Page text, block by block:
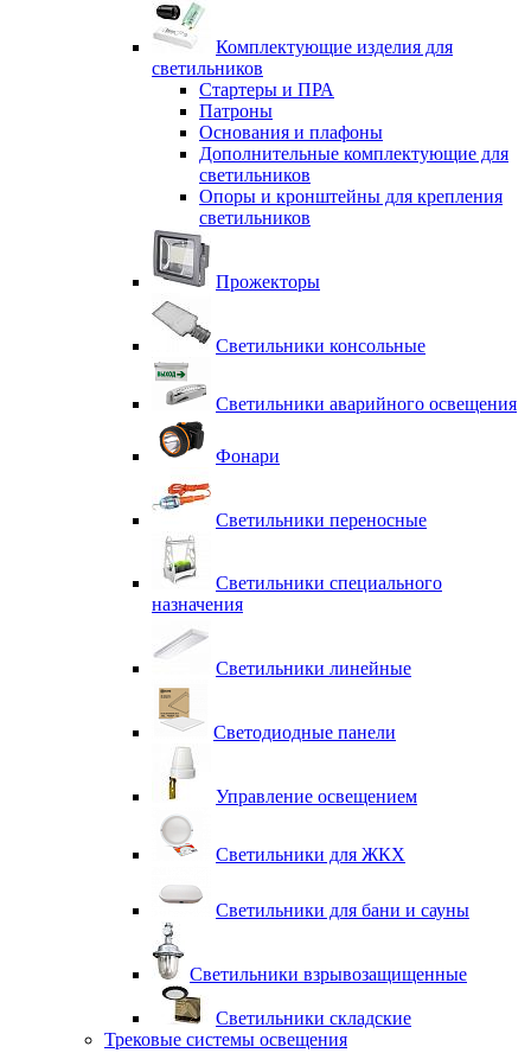
Комплектующие изделия для
светильников
Стартеры и ПРА
Патроны
Основания и плафоны
Дополнительные комплектующие для
светильников
Опоры и кронштейны для крепления
светильников
Прожекторы
Светильники консольные
Светильники аварийного освещения
Фонари
Светильники переносные
Светильники специального
назначения
Светильники линейные
Светодиодные панели
Управление освещением
Светильники для ЖКХ
Светильники для бани и сауны
Светильники взрывозащищенные
Светильники складские
Трековые системы освещения